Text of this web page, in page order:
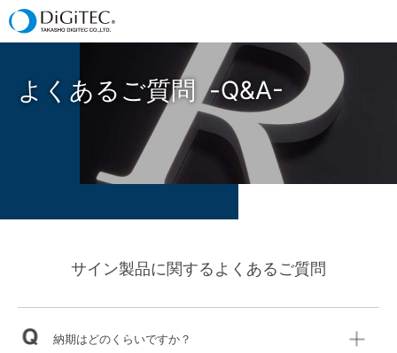
よくあるご質問 -Q&A-
サイン製品に関するよくあるご質問
納期はどのくらいですか？